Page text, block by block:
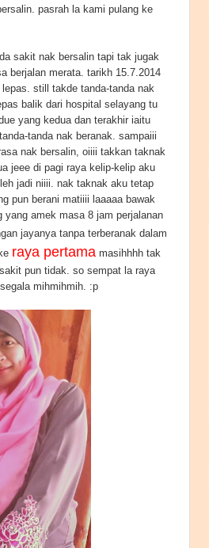
pasrah la kami pulang ke
sakit nak bersalin tapi tak jugak
berjalan merata. tarikh 15.7.2014
still takde tanda-tanda nak
balik dari hospital selayang tu
yang kedua dan terakhir iaitu
tanda nak beranak. sampaiii
nak bersalin, oiiii takkan taknak
jeee di pagi raya kelip-kelip aku
jadi niiii. nak taknak aku tetap
pun berani matiiii laaaaa bawak
amek masa 8 jam perjalanan
jayanya tanpa terberanak dalam
raya pertama masihhhh tak
pun tidak. so sempat la raya
mihmihmih. :p